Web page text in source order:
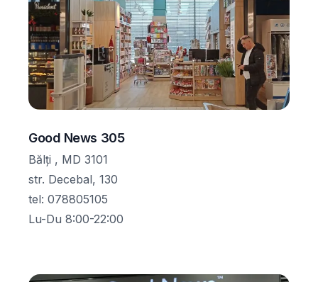
Good News 305
Bălţi , MD 3101
str. Decebal, 130
tel: 078805105
Lu-Du 8:00-22:00